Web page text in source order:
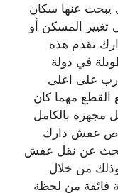
يبحث عنها سكان
المسكن أو
تقدم هذه
في دولة
على اعلى
مهما كان
مجهزة بالكامل
عفش دارك
يبحث عن نقل عفش
من خلال
فائقة من لحظة